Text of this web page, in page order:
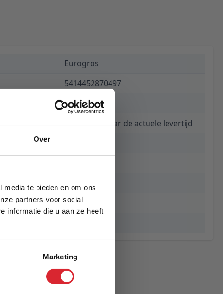
Over
te bieden en om ons
partners voor social
informatie die u aan ze heeft
Marketing
Eurogros
5414452870497
€ 99,00
Informeer naar de actuele levertijd
80 cm